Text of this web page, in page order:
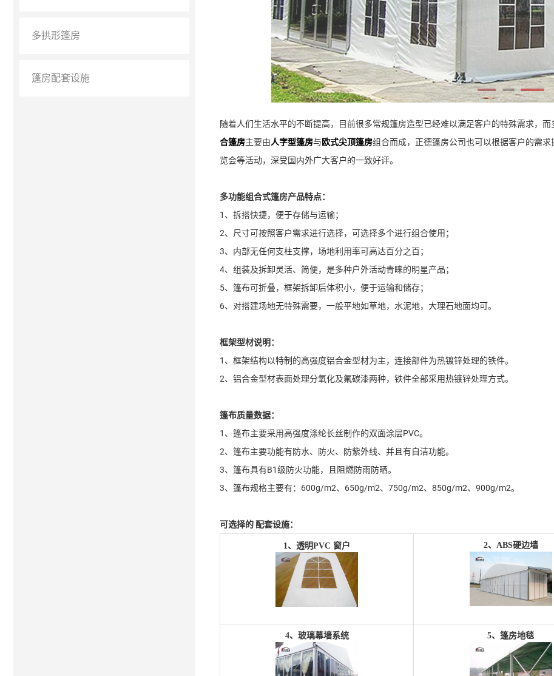
随着人们生活水平的不断提高，目前很多常规篷房造型已经难以满足客户的特殊需求，
合篷房主要由人字型篷房与欧式尖顶篷房组合而成，正德篷房公司也可以根据客户的需
览会等活动，深受国内外广大客户的一致好评。
多功能组合式篷房产品特点：
1、拆搭快捷，便于存储与运输；
2、尺寸可按照客户需求进行选择，可选择多个进行组合使用；
3、内部无任何支柱支撑，场地利用率可高达百分之百；
4、组装及拆卸灵活、简便，是多种户外活动青睐的明星产品；
5、篷布可折叠，框架拆卸后体积小，便于运输和储存；
6、对搭建场地无特殊需要，一般平地如草地，水泥地，大理石地面均可。
框架型材说明：
1、框架结构以特制的高强度铝合金型材为主，连接部件为热镀锌处理的铁件。
2、铝合金型材表面处理分氧化及氟碳漆两种，铁件全部采用热镀锌处理方式。
篷布质量数据：
1、篷布主要采用高强度涤纶长丝制作的双面涂层PVC。
2、篷布主要功能有防水、防火、防紫外线、并且有自洁功能。
3、篷布具有B1级防火功能，且阻燃防雨防晒。
3、篷布规格主要有：600g/m2、650g/m2、750g/m2、850g/m2、900g/m2。
可选择的配套设施：
1、透明PVC 窗户 2、 ABS硬边墙
4、 玻璃幕墙系统 5、 篷房地毯
多拱形篷房
篷房配套设施